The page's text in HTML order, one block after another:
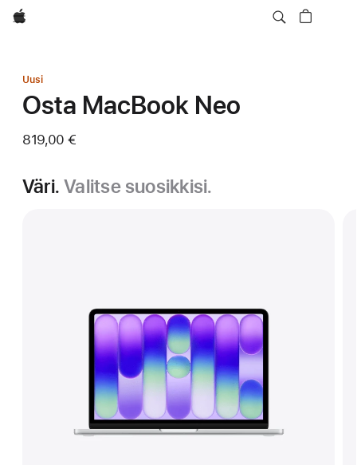
Apple
Uusi
Osta MacBook Neo
819,00 €
Väri.Valitse suosikkisi.